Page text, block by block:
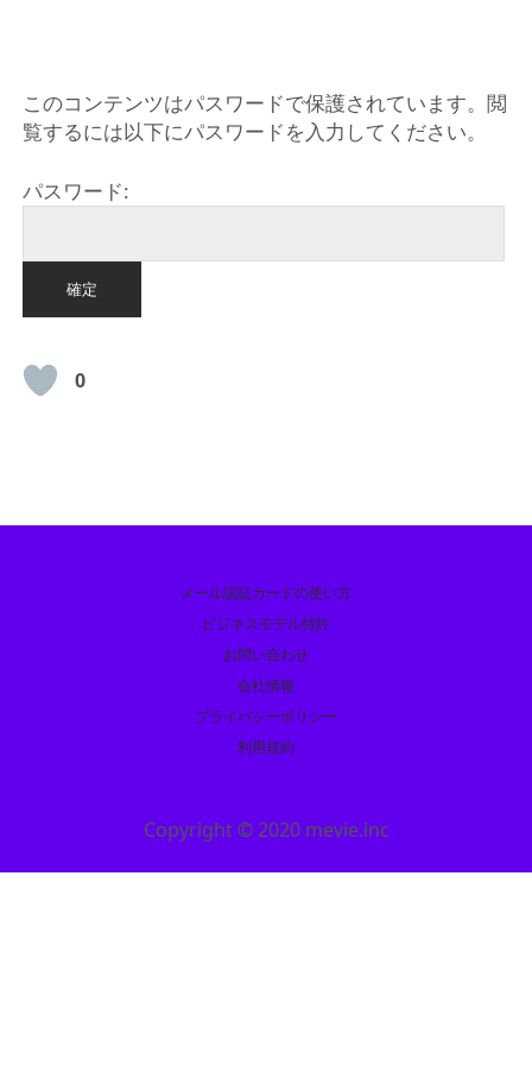
このコンテンツはパスワードで保護されています。閲
覧するには以下にパスワードを入力してください。
パスワード:
0
メール認証カードの使い方
ビジネスモデル特許
お問い合わせ
会社情報
プライバシーポリシー
利用規約
Copyright © 2020 mevie.inc